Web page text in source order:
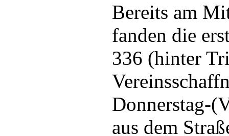
Bereits am
fanden die
336 (hinter
Donnerstag-
aus dem